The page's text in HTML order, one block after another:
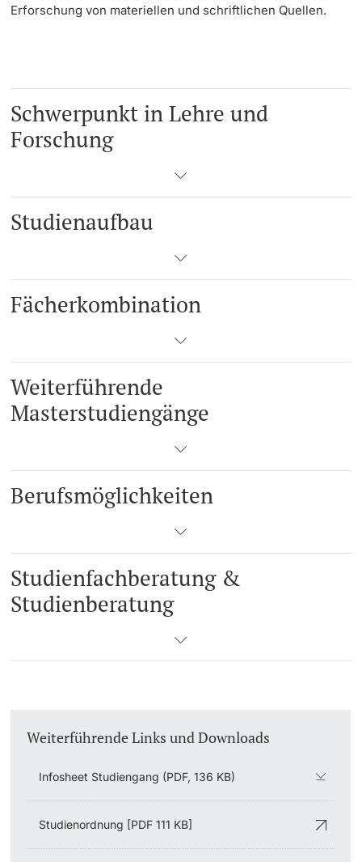
University Library Basel
Erforschung von materiellen und schriftlichen Quellen.
Schwerpunkt in Lehre und
Forschung
Studienaufbau
Fächerkombination
Weiterführende
Masterstudiengänge
Berufsmöglichkeiten
Studienfachberatung &
Studienberatung
Weiterführende Links und Downloads
Infosheet Studiengang (PDF, 136 KB)
Studienordnung [PDF 111 KB]